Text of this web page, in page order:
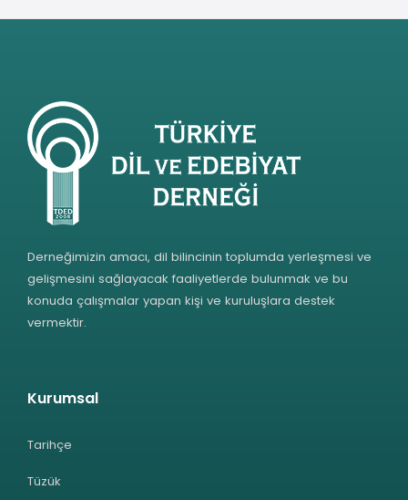
Derneğimizin amacı, dil bilincinin toplumda yerleşmesi ve
gelişmesini sağlayacak faaliyetlerde bulunmak ve bu
konuda çalışmalar yapan kişi ve kuruluşlara destek
vermektir.
Kurumsal
Tarihçe
Tüzük